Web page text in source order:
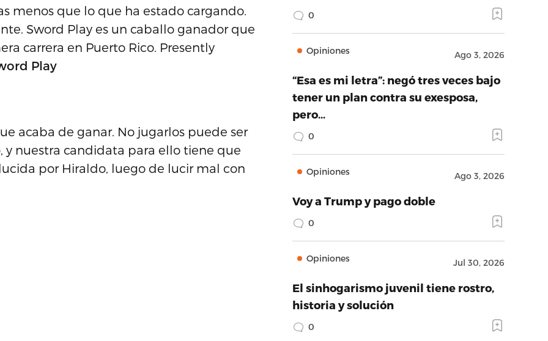
menos que lo que ha estado cargando.
Sword Play es un caballo ganador que
carrera en Puerto Rico. Presently
Play
acaba de ganar. No jugarlos puede ser
y nuestra candidata para ello tiene que
por Hiraldo, luego de lucir mal con
0
Opiniones Ago 3, 2026
“Esa es mi letra”: negó tres veces bajo
tener un plan contra su exesposa,
pero…
0
Opiniones Ago 3, 2026
Voy a Trump y pago doble
0
Opiniones Jul 30, 2026
El sinhogarismo juvenil tiene rostro,
historia y solución
0